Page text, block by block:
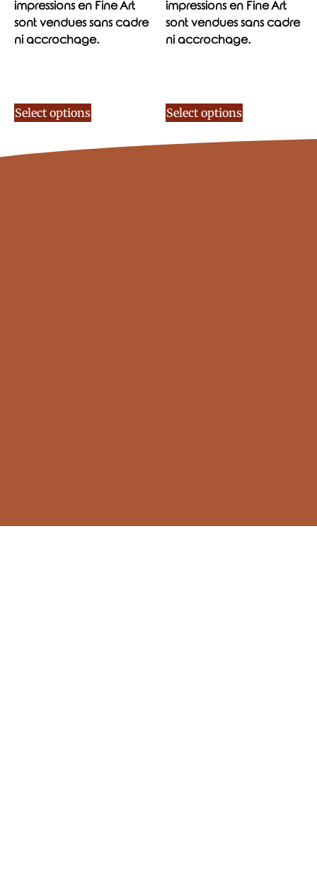
impressions en Fine Art
sont vendues sans cadre
ni accrochage.
Select options
impressions en Fine Art
sont vendues sans cadre
ni accrochage.
Select options